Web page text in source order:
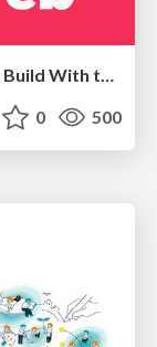
Build for the Web, Build on the Web, Build With the Web
0 500